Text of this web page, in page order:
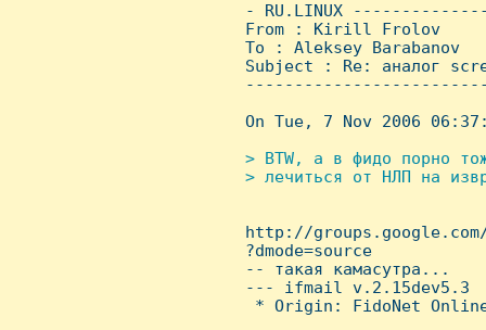
- RU.LINUX
From : Kirill Frolov
To : Aleksey Barabanov
Subject : Re: аналог
On Tue, 7 Nov 2006
> BTW, а в фидо порно
> лечиться от HЛП на
http://
?dmode=source
-- такая камасутра...
--- ifmail v.2.15dev5.3
* Origin: FidoNet